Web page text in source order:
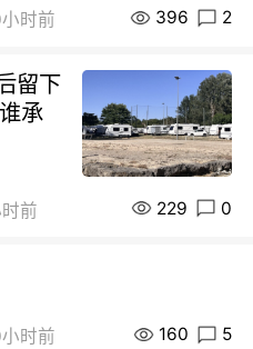
时前 396 2
留下
承
前 229 0
时前 160 5